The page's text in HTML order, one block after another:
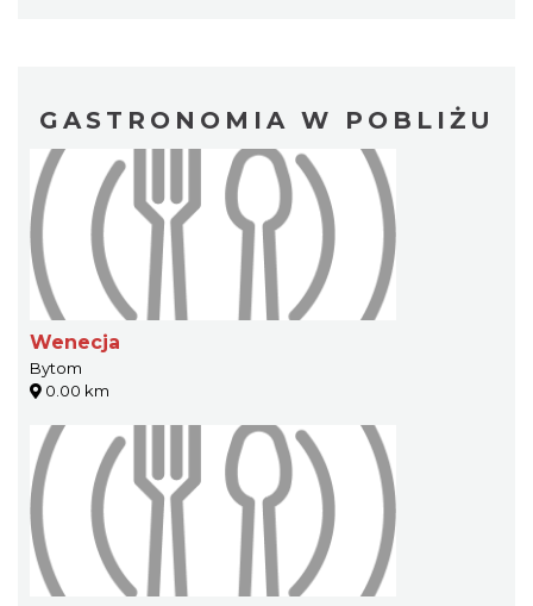
GASTRONOMIA W POBLIŻU
Wenecja
Bytom
0.00 km